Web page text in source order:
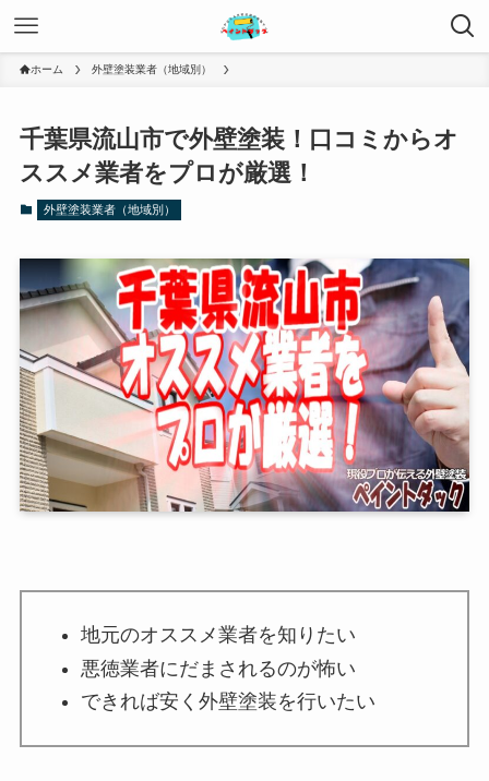
ホーム 外壁塗装業者（地域別）
千葉県流山市で外壁塗装！口コミからオ
ススメ業者をプロが厳選！
外壁塗装業者（地域別）
地元のオススメ業者を知りたい
悪徳業者にだまされるのが怖い
できれば安く外壁塗装を行いたい